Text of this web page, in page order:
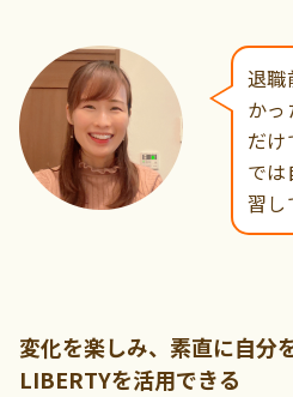
退職
か
だ
で
習し
変化を楽しみ、素直に自分
LIBERTYを活用できる